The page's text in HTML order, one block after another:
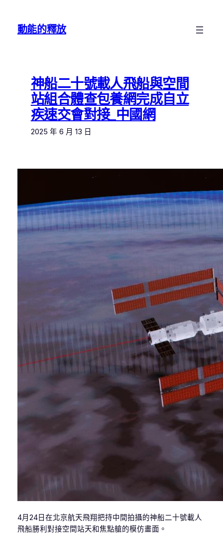
動能的釋放
神船二十號載人飛船與空間
站組合體查包養網完成自立
疾速交會對接_中國網
2025 年 6 月 13 日
4月24日在北京航天飛翔把持中間拍攝的神船二十號載人
飛船勝利對接空間站天和焦點艙的模仿畫面。